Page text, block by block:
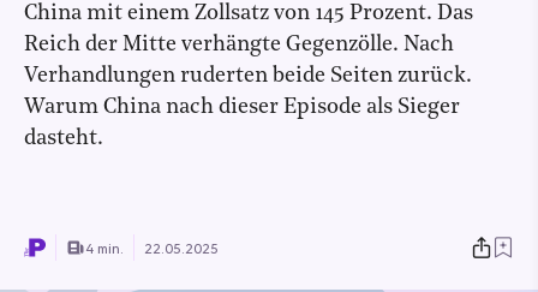
China mit einem Zollsatz von 145 Prozent. Das
Reich der Mitte verhängte Gegenzölle. Nach
Verhandlungen ruderten beide Seiten zurück.
Warum China nach dieser Episode als Sieger
dasteht.
4 min. 22.05.2025